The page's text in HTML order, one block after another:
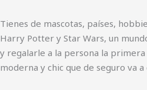
Tienes de mascotas, países,
Harry Potter y Star Wars, un
y regalarle a la persona la
moderna y chic que de seguro va